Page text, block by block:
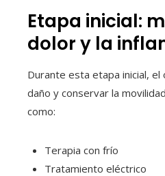
Etapa inicial:
dolor y la
Durante esta etapa inicial,
daño y conservar la
como:
Terapia con frío
Tratamiento eléctrico